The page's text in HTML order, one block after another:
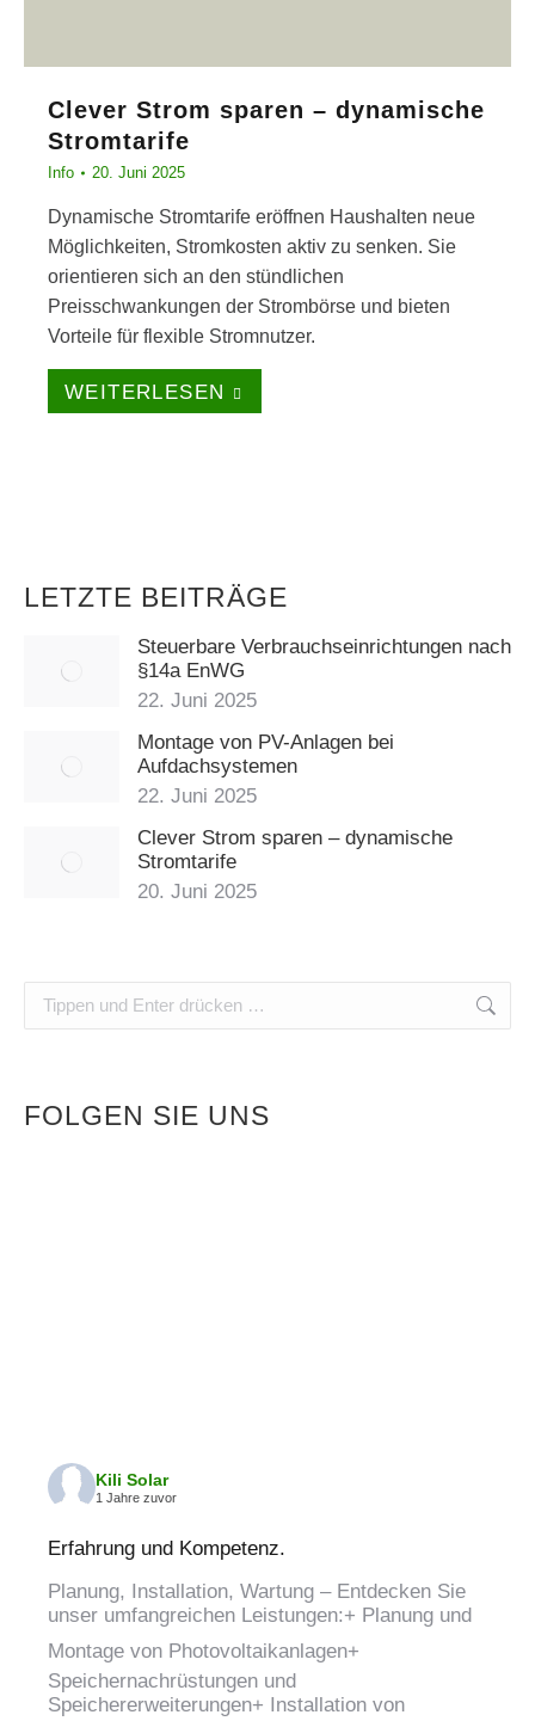
Clever Strom sparen – dynamische
Stromtarife
Info 20. Juni 2025
Dynamische Stromtarife eröffnen Haushalten neue
Möglichkeiten, Stromkosten aktiv zu senken. Sie
orientieren sich an den stündlichen
Preisschwankungen der Strombörse und bieten
Vorteile für flexible Stromnutzer.
WEITERLESEN
LETZTE BEITRÄGE
Steuerbare Verbrauchseinrichtungen nach
§14a EnWG
22. Juni 2025
Montage von PV-Anlagen bei
Aufdachsystemen
22. Juni 2025
Clever Strom sparen – dynamische
Stromtarife
20. Juni 2025
Search:
FOLGEN SIE UNS
Kili Solar
1 Jahre zuvor
Erfahrung und Kompetenz.
Planung, Installation, Wartung – Entdecken Sie
unser umfangreichen Leistungen:+ Planung und
Montage von Photovoltaikanlagen+
Speichernachrüstungen und
Speichererweiterungen+ Installation von